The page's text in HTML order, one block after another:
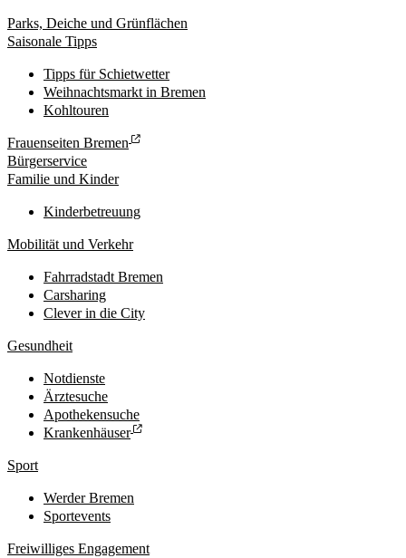
Parks, Deiche und Grünflächen
Saisonale Tipps
Tipps für Schietwetter
Weihnachtsmarkt in Bremen
Kohltouren
Frauenseiten Bremen
Bürgerservice
Familie und Kinder
Kinderbetreuung
Mobilität und Verkehr
Fahrradstadt Bremen
Carsharing
Clever in die City
Gesundheit
Notdienste
Ärztesuche
Apothekensuche
Krankenhäuser
Sport
Werder Bremen
Sportevents
Freiwilliges Engagement